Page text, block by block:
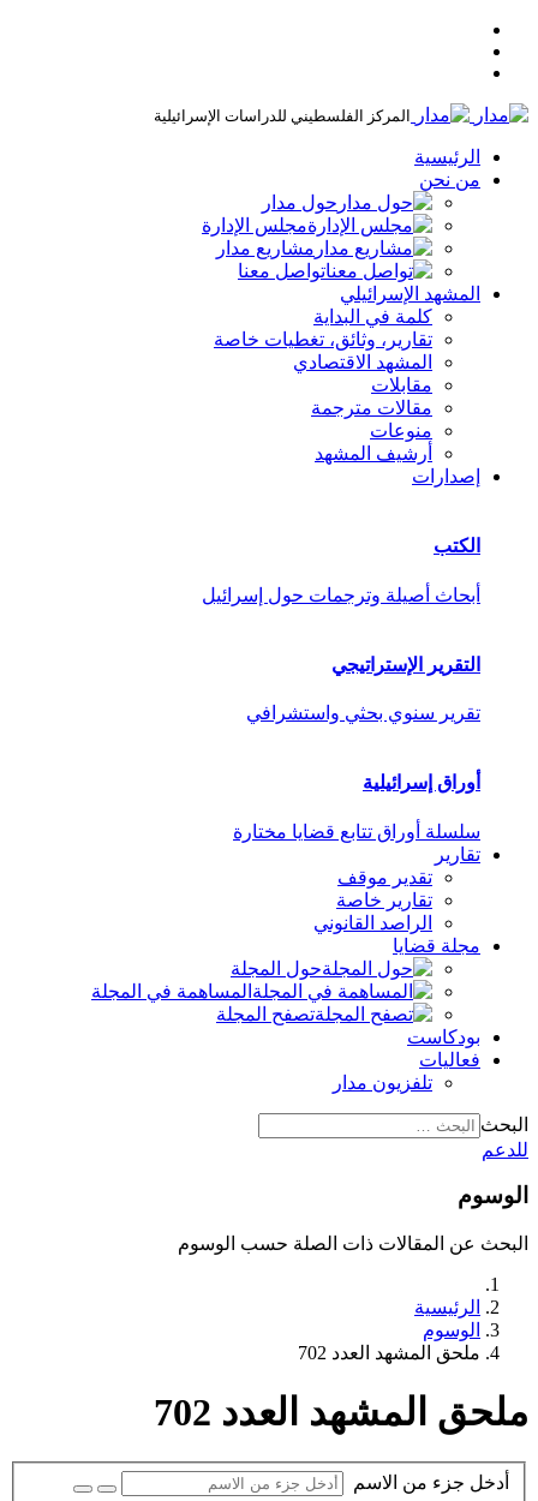
المركز الفلسطيني للدراسات الإسرائيلية
الرئيسية
من نحن
حول مدار
مجلس الإدارة
مشاريع مدار
تواصل معنا
المشهد الإسرائيلي
كلمة في البداية
تقارير، وثائق، تغطيات خاصة
المشهد الاقتصادي
مقابلات
مقالات مترجمة
منوعات
أرشيف المشهد
إصدارات
الكتب
أبحاث أصيلة وترجمات حول إسرائيل
التقرير الإستراتيجي
تقرير سنوي بحثي واستشرافي
أوراق إسرائيلية
سلسلة أوراق تتابع قضايا مختارة
تقارير
تقدير موقف
تقارير خاصة
الراصد القانوني
مجلة قضايا
حول المجلة
المساهمة في المجلة
تصفح المجلة
بودكاست
فعاليات
تلفزيون مدار
البحث
للدعم
الوسوم
البحث عن المقالات ذات الصلة حسب الوسوم
الرئيسية
الوسوم
ملحق المشهد العدد 702
ملحق المشهد العدد 702
أدخل جزء من الاسم